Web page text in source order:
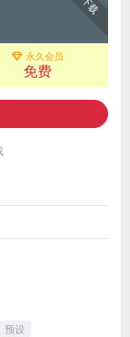
下载
永久会员
免费
预设